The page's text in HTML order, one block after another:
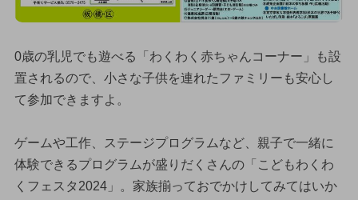
0歳の乳児でも遊べる「わくわく赤ちゃんコーナー」も設
置されるので、小さな子供を連れたファミリーも安心し
て参加できますよ。
ゲームや工作、ステージプログラムなど、親子で一緒に
体験できるプログラムが盛りだくさんの「こどもわくわ
くフェスタ2024」。家族揃っておでかけしてみてはいか